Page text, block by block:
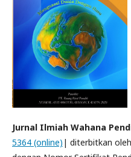
Jurnal Ilmiah Wahana
5364 (online) | diterbitkan